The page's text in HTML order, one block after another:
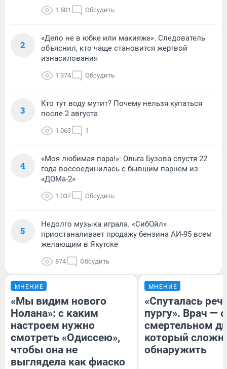
1 501 Обсудить
2
«Дело не в юбке или макияже». Следователь
объяснил, кто чаще становится жертвой
изнасилования
1 374 Обсудить
3
Кто тут воду мутит? Почему нельзя купаться
после 2 августа
1 063 1
4
«Моя любимая пара!»: Ольга Бузова спустя 22
года воссоединилась с бывшим парнем из
«ДОМа-2»
1 037 Обсудить
5
Недолго музыка играла. «СибОйл»
приостаналивает продажу бензина АИ-95 всем
желающим в Якутске
874 Обсудить
МНЕНИЕ
«Мы видим нового
Нолана»: с каким
настроем нужно
смотреть «Одиссею»,
чтобы она не
выглядела как фиаско
МНЕНИЕ
«Спуталась
пургу». Врач — о
смертельном
который
обнаружить